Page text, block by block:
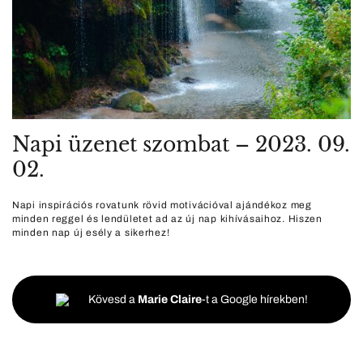
Napi üzenet szombat – 2023. 09.
02.
Napi inspirációs rovatunk rövid motivációval ajándékoz meg
minden reggel és lendületet ad az új nap kihívásaihoz. Hiszen
minden nap új esély a sikerhez!
Kövesd a Marie Claire-t a Google hírekben!